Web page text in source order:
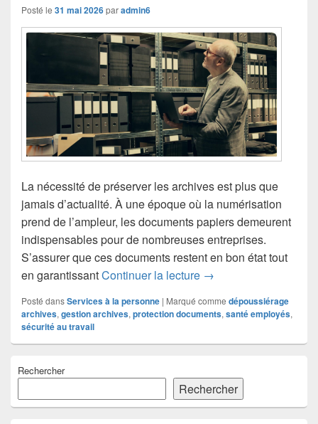
Posté le 31 mai 2026paradmin6
La nécessité de préserver les archives est plus que
jamais d’actualité. À une époque où la numérisation
prend de l’ampleur, les documents papiers demeurent
indispensables pour de nombreuses entreprises.
S’assurer que ces documents restent en bon état tout
en garantissantContinuer la lecture Dépoussiérage des
→
Posté dansServices à la personne | Marqué comme dépoussiérage
archives, gestion archives, protection documents, santé employés,
sécurité au travail
principale
widget
pour
Rechercher
Rechercher